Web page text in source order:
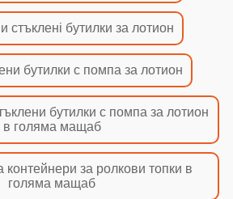
стъкленi бутилки за лотион
бутилки с помпа за лотион
бутилки с помпа за лотион
в голяма мащаб
контейнери за ролкови топки в
голяма мащаб